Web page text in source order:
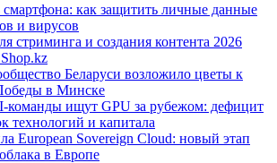
смартфона: как защитить личные данные
и вирусов
стриминга и создания контента 2026
Беларуси возложило цветы к
в Минске
команды ищут GPU за рубежом: дефицит
технологий и капитала
European Sovereign Cloud: новый этап
в Европе